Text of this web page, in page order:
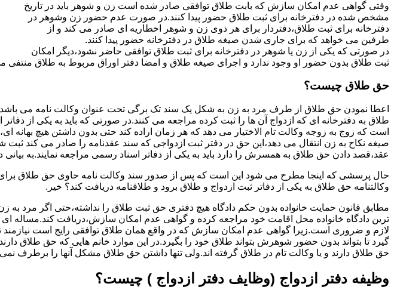
وقتی گواهی عدم امکان سازش که بابت طلاق توافقی صادر شده است زن و شوهر باید در تاریخ
مشخص شده در دفترخانه برای ثبت طلاق حضور پیدا کنند.در صورت عدم حضور زن وشوهر در
دفترخانه برای ثبت طلاق،دفتردار برای هر دوی زن و شوهر اخطاریه ای صادر می کند و از
طرفین می خواهد که برای جاری شدن صیغه طلاق در دفترخانه حضور پیدا کنند.
در صورتی که یکی از زن یا شوهر در دفترخانه برای ثبت طلاق توافقی حاضر نشود،دیگر امکان
ثبت طلاق بدون حضور او وجود ندارد و اجرای صیغه طلاق و امضا دفتر اوراق مربوط به طلاق منتفی
حق طلاق چیست؟
اعطا نمودن حق طلاق از طرف مرد به زن به شکل یک سند تک برگی تحت عنوان وکالت نامه می باشد
طلاق به دفترخانه ای که ازدواج آن ها را ثبت کرده مراجعه می کنند.در صورتی که باید به یکی از
است که زوج به زوجه وکالت تام الاختیار می دهد که هر زمان اراده کند حتی بدون داشتن هیچ بهانه
صیغه نکاح به زن انتقال می دهد،این حق در دفتر ثبت ازدواجی که سند عقدنامه را صادر می کند
عقد،قصد دادن حق طلاق به همسرش را دارد باید به یکی از دفاتر اسناد رسمی مراجعه نمایند.به
حال پرسشی که اینجا مطرح می شود این است که پس از صدور سند وکالت نامه حاوی حق طلاق برای
وکالتنامه حق طلاق به یکی از دفاتر ثبت ازدواج و طلاق برود و طلاقنامه دریافت کند؟ خیر.
مطابق قانون حمایت خانواده بدون حکم دادگاه هیچ دفتری حق ثبت طلاق را نداشته،حتی اگر مرد به
ترین دادگاه خانواده محل اقامت خود مراجعه کرده و گواهی عدم امکان سازش،دریافت
لازم و ضروری است.زیرا گواهی عدم امکان سازش که در واقع همان طلاق توافقی رایج است
گیرد تا بتواند بدون حضور شوهرش بتواند طلاق خود را بگیرد.در این موارد خانم هایی که حق طلاق
حق طلاق دارند و یا وکالت تام در طلاق گرفته اند.ولی تنها داشتن حق طلاق مشکل آنها را برطرف
وظیفه دفتر ازدواج (وظایف دفتر ازدواج ) چیست؟